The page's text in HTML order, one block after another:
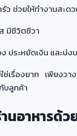
ช่วยให้ทำงานสะด
มีชีวิตชีวา
ประหยัดเงิน และบ่
ช่เรื่องยาก เพียง
บลูกค้า
อาหารด้ว